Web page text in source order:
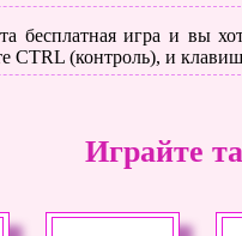
бесплатная игра и вы
CTRL (контроль), и
Играйте